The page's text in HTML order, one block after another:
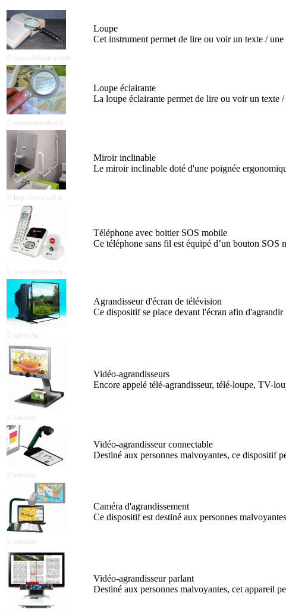
© www.debejarry.com
Loupe
Cet instrument permet de lire ou voir un texte /
© materielmedical.fr
Loupe éclairante
La loupe éclairante permet de lire ou voir un texte
© http://www.odf.fr
Miroir inclinable
Le miroir inclinable doté d'une poignée
© www.identites.eu
Téléphone avec boitier SOS mobile
Ce téléphone sans fil est équipé d’un bouton
© advys.be
Agrandisseur d'écran de télévision
Ce dispositif se place devant l'écran afin
© sensotec
Vidéo-agrandisseurs
Encore appelé télé-agrandisseur, télé-loupe, TV-
© sensotec
Vidéo-agrandisseur connectable
Destiné aux personnes malvoyantes, ce dispositif
© sensotec
Caméra d'agrandissement
Ce dispositif est destiné aux personnes
Vidéo-agrandisseur parlant
Destiné aux personnes malvoyantes, cet appareil